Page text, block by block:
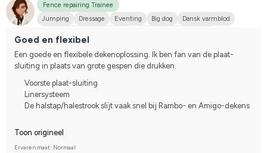
Fence repairing Trainee
Jumping
Dressage Eventing Big dog
Dansk varmblod
Goed en flexibel
Een goede en flexibele dekenoplossing. Ik ben fan van de plaat-
sluiting in plaats van grote gespen die drukken.
Voorste plaat-sluiting
Linersysteem
De halstap/halestrook slijt vaak snel bij Rambo- en Amigo-dekens
Toon origineel
Ervaren maat: Normaal